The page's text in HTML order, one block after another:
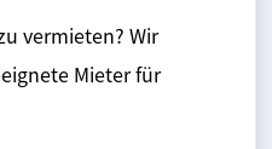
vermieten? Wir
Mieter für